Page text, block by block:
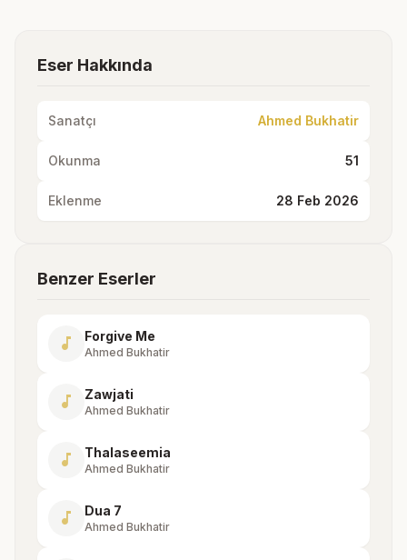
Eser Hakkında
Sanatçı Ahmed Bukhatir
Okunma 51
Eklenme 28 Feb 2026
Benzer Eserler
music_note Forgive Me
Ahmed Bukhatir
music_note Zawjati
Ahmed Bukhatir
music_note Thalaseemia
Ahmed Bukhatir
music_note Dua 7
Ahmed Bukhatir